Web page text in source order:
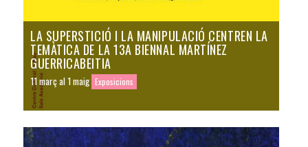
LA SUPERSTICIÓ I LA MANIPULACIÓ CENTREN LA
TEMÀTICA DE LA 13A BIENNAL MARTÍNEZ
GUERRICABEITIA
11 març al 1 maig Exposicions